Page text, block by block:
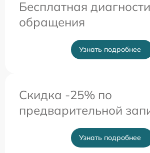
Бесплатная
обращения
Узнать подробнее
Скидка -25% по
предварительной
Узнать подробнее